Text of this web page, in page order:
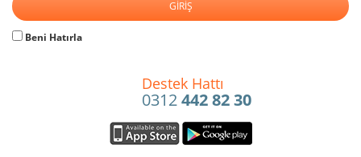
Beni Hatırla
Destek Hattı
0312442 82 30